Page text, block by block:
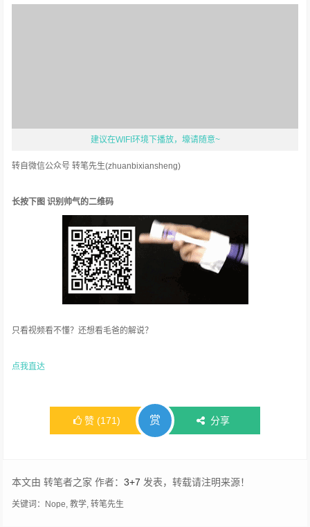
建议在WIFI环境下播放，壕请随意~
转自微信公众号 转笔先生(zhuanbixiansheng)
长按下图 识别帅气的二维码
只看视频看不懂？还想看毛爸的解说？
点我直达
赞 (171) 赏 分享
本文由 转笔者之家 作者：3+7 发表，转载请注明来源！
关键词： Nope,教学,转笔先生